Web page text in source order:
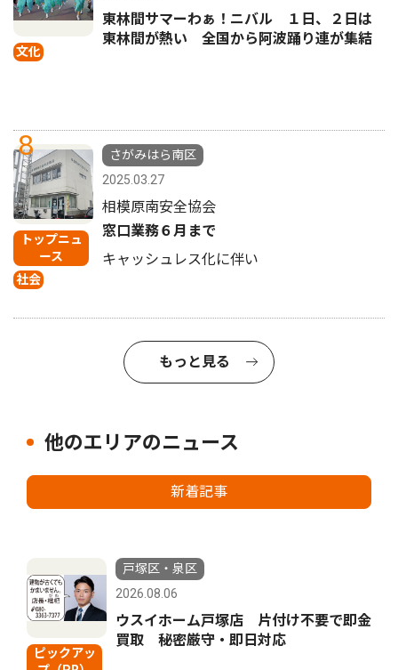
文化
東林間サマーわぁ！ニバル １日、２日は
東林間が熱い 全国から阿波踊り連が集結
8
トップニュ
ース
社会
さがみはら南区
2025.03.27
相模原南安全協会
窓口業務６月まで
キャッシュレス化に伴い
もっと見る
他のエリアのニュース
新着記事
ピックアッ
戸塚区・泉区
2026.08.06
ウスイホーム戸塚店 片付け不要で即金
買取 秘密厳守・即日対応